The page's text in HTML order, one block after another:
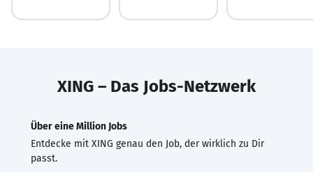
XING – Das Jobs-Netzwerk
Über eine Million Jobs
Entdecke mit XING genau den Job, der wirklich zu Dir
passt.